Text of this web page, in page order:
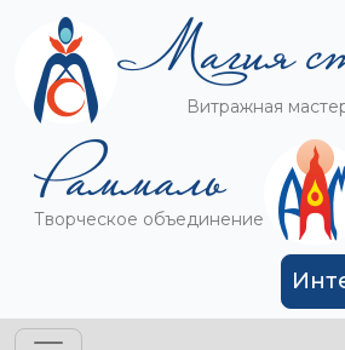
Витражная
Творческое объединение